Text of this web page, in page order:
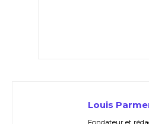
Louis
Fondateur et